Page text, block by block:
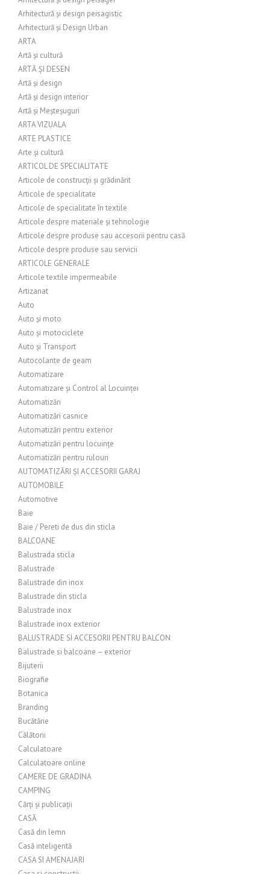
Arhitectură și design peisagistic
Arhitectură și Design Urban
ARTA
Artă și cultură
ARTĂ ȘI DESEN
Artă și design
Artă și design interior
Artă și Meșteșuguri
ARTA VIZUALA
ARTE PLASTICE
Arte și cultură
ARTICOL DE SPECIALITATE
Articole de construcții și grădinărit
Articole de specialitate
Articole de specialitate în textile
Articole despre materiale și tehnologie
Articole despre produse sau accesorii pentru casă
Articole despre produse sau servicii
ARTICOLE GENERALE
Articole textile impermeabile
Artizanat
Auto
Auto și moto
Auto și motociclete
Auto și Transport
Autocolante de geam
Automatizare
Automatizare și Control al Locuinței
Automatizări
Automatizări casnice
Automatizări pentru exterior
Automatizări pentru locuințe
Automatizări pentru rulouri
AUTOMATIZĂRI ȘI ACCESORII GARAJ
AUTOMOBILE
Automotive
Baie
Baie / Pereti de dus din sticla
BALCOANE
Balustrada sticla
Balustrade
Balustrade din inox
Balustrade din sticla
Balustrade inox
Balustrade inox exterior
BALUSTRADE SI ACCESORII PENTRU BALCON
Balustrade si balcoane – exterior
Bijuterii
Biografie
Botanica
Branding
Bucătărie
Călătorii
Calculatoare
Calculatoare online
CAMERE DE GRADINA
CAMPING
Cărți și publicații
CASĂ
Casă din lemn
Casă inteligentă
CASA SI AMENAJARI